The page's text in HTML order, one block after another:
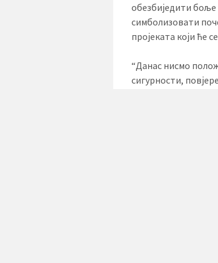
обезбиједити боље
симболизовати
пројеката који ће
“Данас нисмо
сигурности,